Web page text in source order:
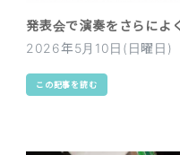
発表会で演奏をさらによ
2026年5月10日(日曜日)
この記事を読む